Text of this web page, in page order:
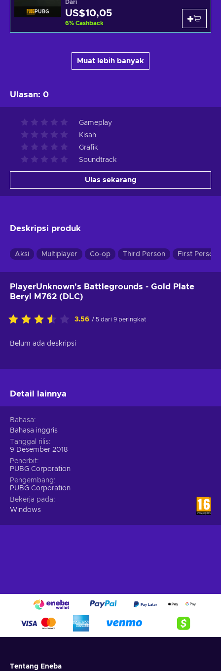
PUBG
Dari
US$10,05
6% Cashback
Muat lebih banyak
Ulasan: 0
Gameplay
Kisah
Grafik
Soundtrack
Ulas sekarang
Deskripsi produk
Aksi Multiplayer Co-op Third Person First Person
PlayerUnknown's Battlegrounds - Gold Plate
Beryl M762 (DLC)
3.56 / 5 dari 9 peringkat
Belum ada deskripsi
Detail lainnya
Bahasa
Bahasa inggris
Tanggal rilis
9 Desember 2018
Penerbit
PUBG Corporation
Pengembang
PUBG Corporation
Bekerja pada
Windows
Tentang Eneba